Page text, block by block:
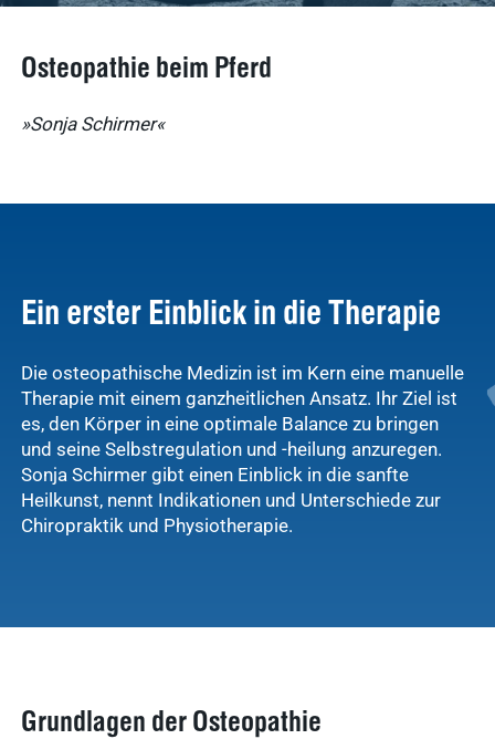
Osteopathie beim Pferd
»Sonja Schirmer«
Ein erster Einblick in die Therapie
Die osteopathische Medizin ist im Kern eine manuelle
Therapie mit einem ganzheitlichen Ansatz. Ihr Ziel ist
es, den Körper in eine optimale Balance zu bringen
und seine Selbstregulation und -heilung anzuregen.
Sonja Schirmer gibt einen Einblick in die sanfte
Heilkunst, nennt Indikationen und Unterschiede zur
Chiropraktik und Physiotherapie.
Grundlagen der Osteopathie